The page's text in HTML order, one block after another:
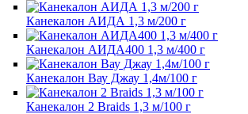
Канекалон АИДА 1,3 м/200 г
Канекалон АИДА400 1,3 м/400 г
Канекалон Вау Джау 1,4м/100 г
Канекалон 2 Braids 1,3 м/100 г